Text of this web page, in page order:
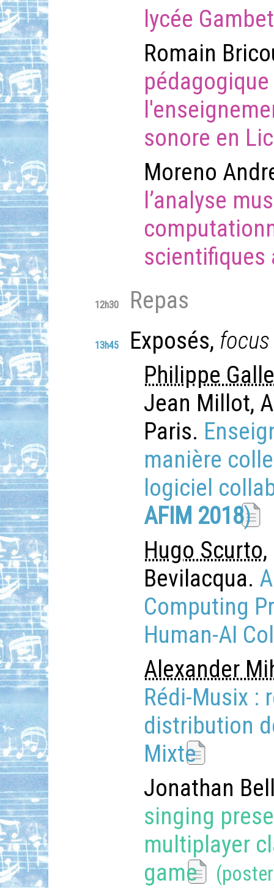
lycée
Romain
sonore en
Moreno
l’analyse
scientifiques
12h30 Repas
13h45 Exposés,
Philippe
Jean Millot,
Paris.
manière
logiciel
AFIM 2018)
Hugo Scurto
Bevilacqua.
Computing
Human-AI
Alexander
Rédi-Musix :
distribution
Mixte
Jonathan
singing
multiplayer
game